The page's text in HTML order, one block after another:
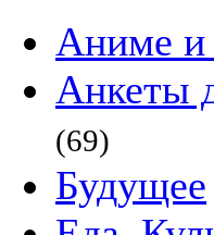
Аниме
Анкеты
(69)
Будущее